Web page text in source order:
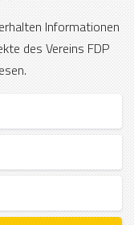
Informationen
des Vereins FDP